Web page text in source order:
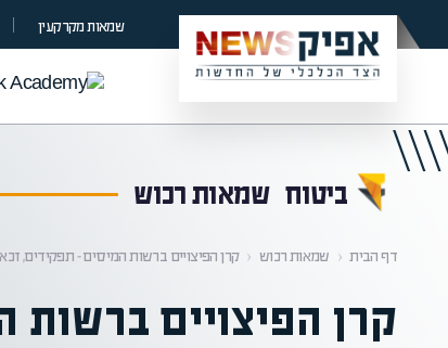
שמאות מקרקעין
ביטוח שמאות רכוש
דף הבית ‹ שמאות רכוש ‹ קרן הפיצויים ברשות המיסים – תפקידים,
קרן הפיצויים ברשות